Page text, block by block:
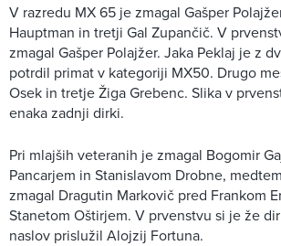
V razredu MX 65 je zmagal Gašper
Hauptman in tretji Gal Zupančič. V
zmagal Gašper Polajžer. Jaka Peklaj je z
potrdil primat v kategoriji MX50. Drugo
Osek in tretje Žiga Grebenc. Slika v
enaka zadnji dirki.
Pri mlajših veteranih je zmagal Bogomir
Pancarjem in Stanislavom Drobne,
zmagal Dragutin Markovič pred Frankom
Stanetom Oštirjem. V prvenstvu si je že
naslov prislužil Alojzij Fortuna.